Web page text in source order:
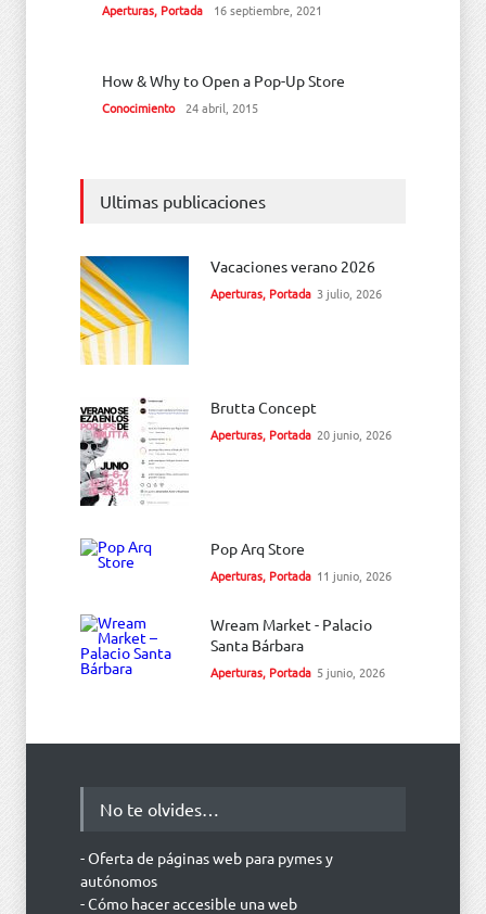
Aperturas, Portada 16 septiembre, 2021
How & Why to Open a Pop-Up Store
Conocimiento 24 abril, 2015
Ultimas publicaciones
Vacaciones verano 2026
Aperturas, Portada 3 julio, 2026
Brutta Concept
Aperturas, Portada 20 junio, 2026
Pop Arq Store
Aperturas, Portada 11 junio, 2026
Wream Market - Palacio
Santa Bárbara
Aperturas, Portada 5 junio, 2026
No te olvides…
- Oferta de páginas web para pymes y
autónomos
- Cómo hacer accesible una web